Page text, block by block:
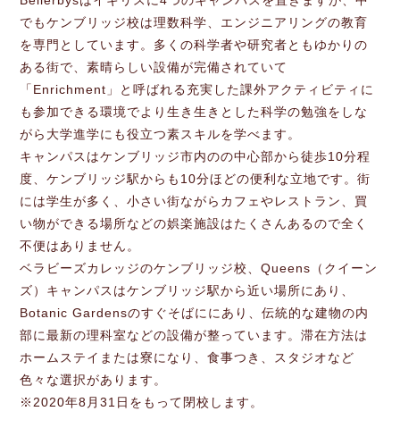
でもケンブリッジ校は理数科学、エンジニアリングの教育
を専門としています。多くの科学者や研究者ともゆかりの
ある街で、素晴らしい設備が完備されていて
「Enrichment」と呼ばれる充実した課外アクティビティに
も参加できる環境でより生き生きとした科学の勉強をしな
がら大学進学にも役立つ素スキルを学べます。
キャンパスはケンブリッジ市内のの中心部から徒歩10分程
度、ケンブリッジ駅からも10分ほどの便利な立地です。街
には学生が多く、小さい街ながらカフェやレストラン、買
い物ができる場所などの娯楽施設はたくさんあるので全く
不便はありません。
ベラビーズカレッジのケンブリッジ校、Queens（クイーン
ズ）キャンパスはケンブリッジ駅から近い場所にあり、
Botanic Gardensのすぐそばににあり、伝統的な建物の内
部に最新の理科室などの設備が整っています。滞在方法は
ホームステイまたは寮になり、食事つき、スタジオなど
色々な選択があります。
※2020年8月31日をもって閉校します。